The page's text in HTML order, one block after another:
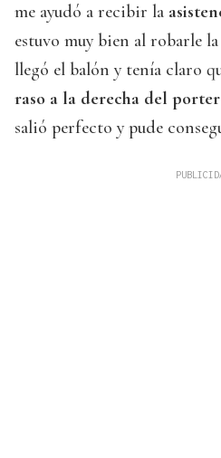
me ayudó a recibir la
estuvo muy bien al robarle
llegó el balón y tenía claro
raso a la derecha del
salió perfecto y pude